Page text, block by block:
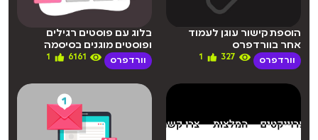
הוספת קישור עוגן לעמוד
אחר בוורדפרס
וורדפרס 327
1
בלוג עם פוסטים רגילים
ופוסטים מוגנים בסיסמה
וורדפרס 6161
1